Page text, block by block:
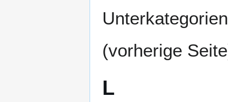
(vorherige
L